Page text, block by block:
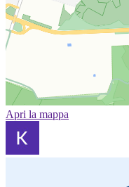
Apri la mappa